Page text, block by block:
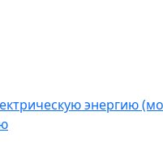
энергию